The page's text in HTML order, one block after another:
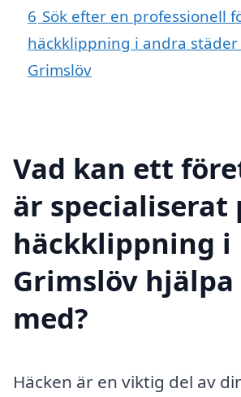
6 Sök efter en professionell
häckklippning i andra städer
Grimslöv
Vad kan ett
är specialiserat
häckklippning i
Grimslöv
med?
Häcken är en viktig del av